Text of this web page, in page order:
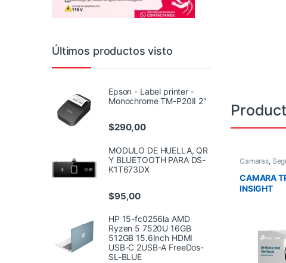
Camaras,
CAMARA
INSIGHT
Últimos productos visto
Epson - Label printer -
Monochrome TM-P20II 2"
$290,00
MODULO DE HUELLA, QR
Y BLUETOOTH PARA DS-
K1T673DX
$95,00
HP 15-fc0256la AMD
Ryzen 5 7520U 16GB
512GB 15.6Inch HDMI
USB-C 2USB-A FreeDos-
SL-BLUE